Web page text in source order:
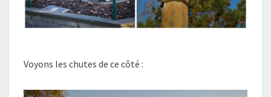
Voyons les chutes de ce côté :